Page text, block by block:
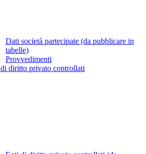
Dati società partecipate (da pubblicare in
tabelle)
Provvedimenti
diritto privato controllati